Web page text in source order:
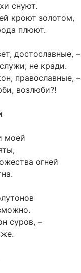
снуют.
кроют золотом,
плюют.
достославные, –
не кради.
православные, –
возлюби?!
моей
огней
суров, –